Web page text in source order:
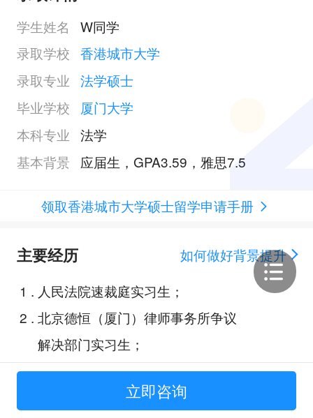
学生姓名
W同学
录取学校 香港城市大学
录取专业 法学硕士
毕业学校
厦门大学
本科专业 法学
基本背景
应届生，GPA3.59，雅思7.5
领取香港城市大学硕士留学申请手册
主要经历
如何做好背景提升
1 . 人民法院速裁庭实习生；
2 . 北京德恒（厦门）律师事务所争议
解决部门实习生；
3.创新训练项目：基于大数据和算法
的超助推现象及其法律规制；
立即咨询